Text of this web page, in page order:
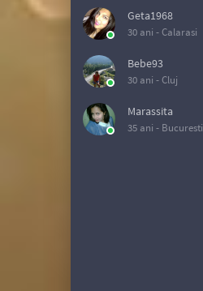
Geta1968
30 ani -Calarasi
Bebe93
30 ani -Cluj
Marassita
35 ani - Bucuresti